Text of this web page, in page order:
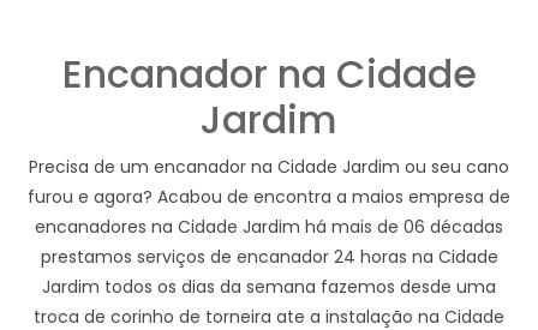
Encanador na Cidade
Jardim
Precisa de um encanador na Cidade Jardim ou seu cano
furou e agora? Acabou de encontra a maios empresa de
encanadores na Cidade Jardim há mais de 06 décadas
prestamos serviços de encanador 24 horas na Cidade
Jardim todos os dias da semana fazemos desde uma
troca de corinho de torneira ate a instalação na Cidade